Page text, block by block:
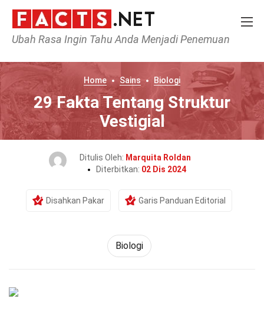
Ubah Rasa Ingin Tahu Anda Menjadi Penemuan
Home Sains Biologi
29 Fakta Tentang Struktur
Vestigial
Ditulis Oleh: Marquita Roldan
Diterbitkan: 02 Dis 2024
Disahkan Pakar Garis Panduan Editorial
Biologi